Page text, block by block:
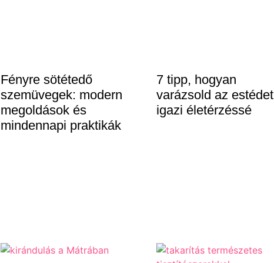
Fényre sötétedő
szemüvegek: modern
megoldások és
mindennapi praktikák
7 tipp, hogyan
varázsold az estédet
igazi életérzéssé